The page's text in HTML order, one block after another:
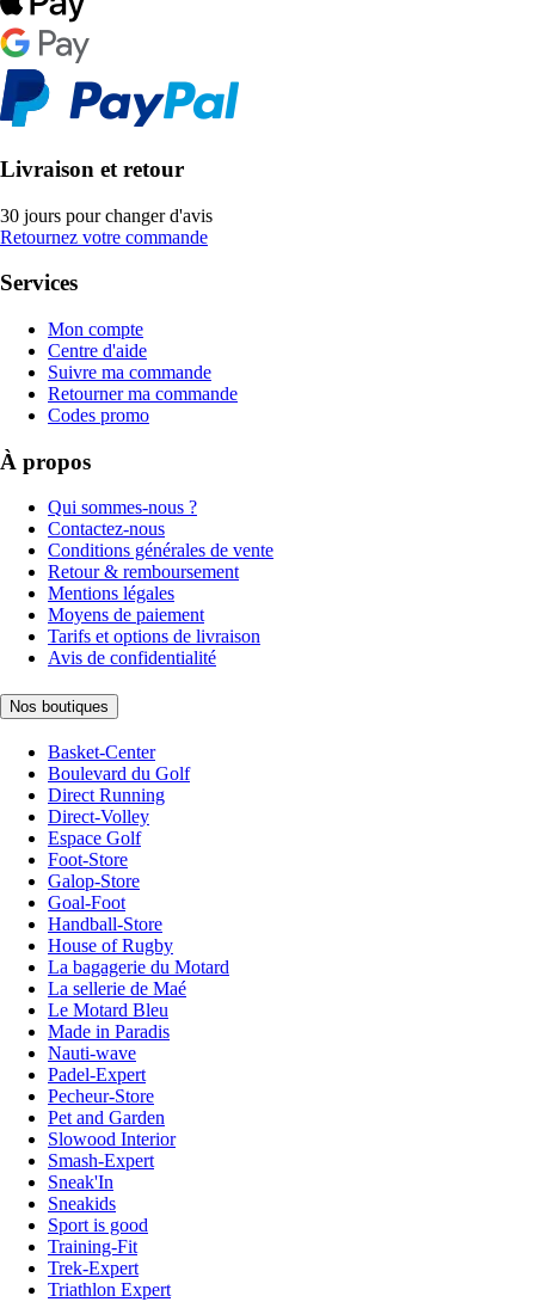
Livraison et retour
30 jours pour changer d'avis
Retournez votre commande
Services
Mon compte
Centre d'aide
Suivre ma commande
Retourner ma commande
Codes promo
À propos
Qui sommes-nous ?
Contactez-nous
Conditions générales de vente
Retour & remboursement
Mentions légales
Moyens de paiement
Tarifs et options de livraison
Avis de confidentialité
Nos boutiques
Basket-Center
Boulevard du Golf
Direct Running
Direct-Volley
Espace Golf
Foot-Store
Galop-Store
Goal-Foot
Handball-Store
House of Rugby
La bagagerie du Motard
La sellerie de Maé
Le Motard Bleu
Made in Paradis
Nauti-wave
Padel-Expert
Pecheur-Store
Pet and Garden
Slowood Interior
Smash-Expert
Sneak'In
Sneakids
Sport is good
Training-Fit
Trek-Expert
Triathlon Expert